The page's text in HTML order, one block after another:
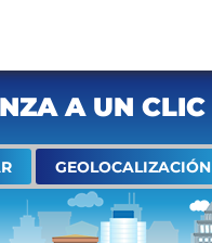
A UN CLIC
GEOLOCALIZACIÓN